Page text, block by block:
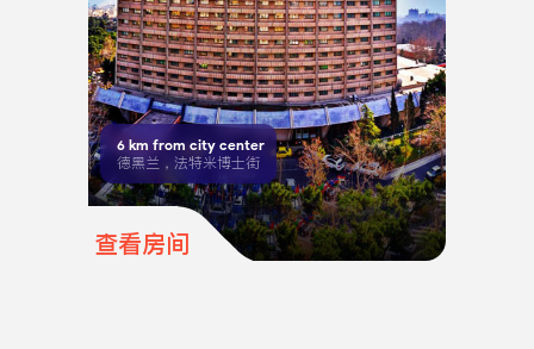
6km from city center
德黑兰，法特米博士街
查看房间